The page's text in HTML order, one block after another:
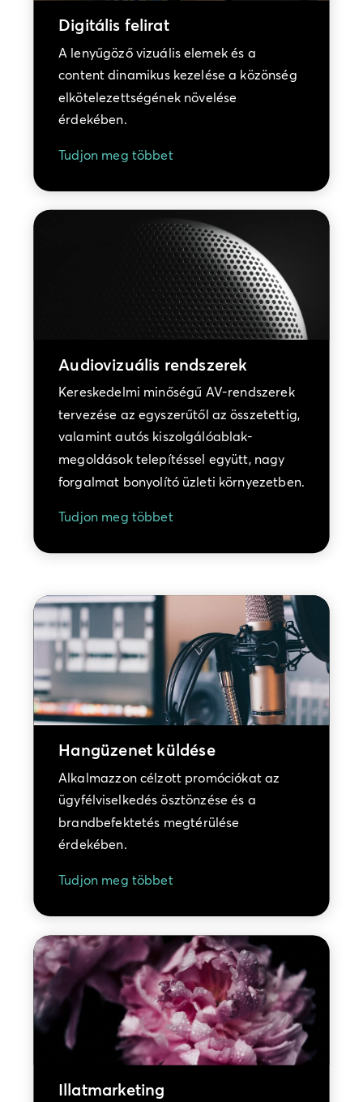
Digitális felirat
A lenyűgöző vizuális elemek és a
content dinamikus kezelése a közönség
elkötelezettségének növelése
érdekében.
Tudjon meg többet
Audiovizuális rendszerek
Kereskedelmi minőségű AV-rendszerek
tervezése az egyszerűtől az összetettig,
valamint autós kiszolgálóablak-
megoldások telepítéssel együtt, nagy
forgalmat bonyolító üzleti környezetben.
Tudjon meg többet
Hangüzenet küldése
Alkalmazzon célzott promóciókat az
ügyfélviselkedés ösztönzése és a
brandbefektetés megtérülése
érdekében.
Tudjon meg többet
Illatmarketing